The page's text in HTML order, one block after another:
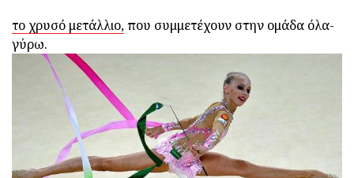
το χρυσό μετάλλιο,που συμμετέχουν στην ομάδα όλα-
γύρω.